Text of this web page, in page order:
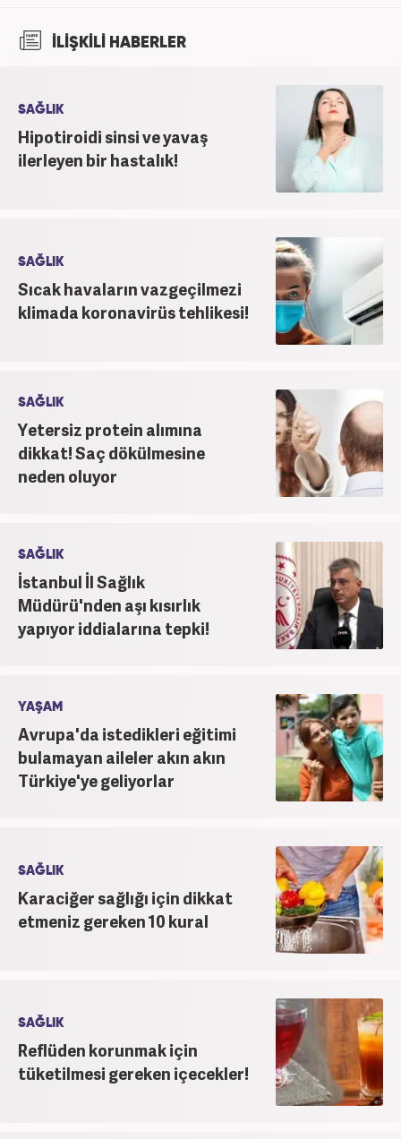
İLİŞKİLİ HABERLER
SAĞLIK
Hipotiroidi sinsi ve yavaş
ilerleyen bir hastalık!
SAĞLIK
Sıcak havaların vazgeçilmezi
klimada koronavirüs tehlikesi!
SAĞLIK
Yetersiz protein alımına
dikkat! Saç dökülmesine
neden oluyor
SAĞLIK
İstanbul İl Sağlık
Müdürü'nden aşı kısırlık
yapıyor iddialarına tepki!
YAŞAM
Avrupa'da istedikleri eğitimi
bulamayan aileler akın akın
Türkiye'ye geliyorlar
SAĞLIK
Karaciğer sağlığı için dikkat
etmeniz gereken 10 kural
SAĞLIK
Reflüden korunmak için
tüketilmesi gereken içecekler!